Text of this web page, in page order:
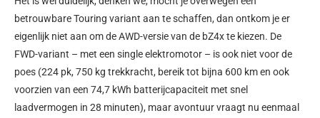
betrouwbare Touring variant aan te schaffen, dan ontkom je er
eigenlijk niet aan om de AWD-versie van de bZ4x te kiezen. De
FWD-variant – met een single elektromotor – is ook niet voor de
poes (224 pk, 750 kg trekkracht, bereik tot bijna 600 km en ook
voorzien van een 74,7 kWh batterijcapaciteit met snel
laadvermogen in 28 minuten), maar avontuur vraagt nu eenmaal